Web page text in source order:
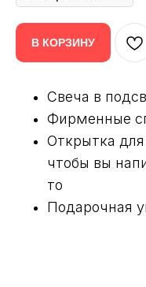
В КОРЗИНУ
Свеча в
Фирменные
Открытка
чтобы вы
то
Подарочная